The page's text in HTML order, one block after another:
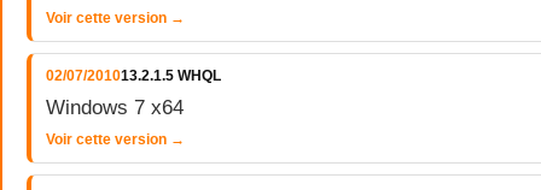
Voir cette version →
02/07/201013.2.1.5 WHQL
Windows 7 x64
Voir cette version →